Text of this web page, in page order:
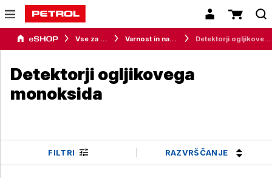
Vse za dom Varnost in nadzor
Detektorji ogljikovega
monoksida
FILTRI RAZVRŠČANJE